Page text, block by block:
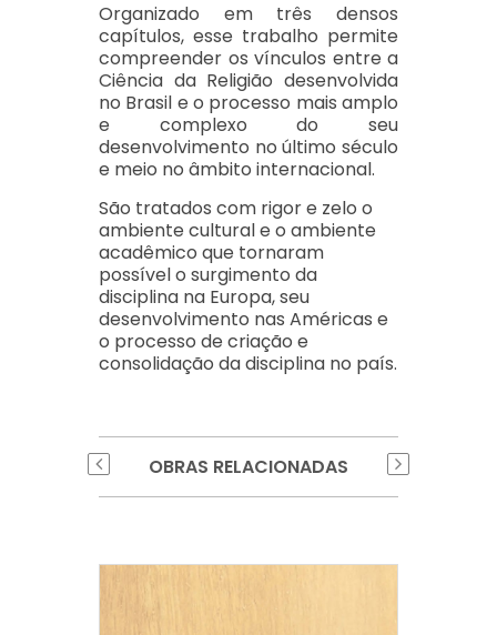
Organizado em três densos
capítulos, esse trabalho permite
compreender os vínculos entre a
Ciência da Religião desenvolvida
no Brasil e o processo mais amplo
e complexo do seu
desenvolvimento no último século
e meio no âmbito internacional.
São tratados com rigor e zelo o
ambiente cultural e o ambiente
acadêmico que tornaram
possível o surgimento da
disciplina na Europa, seu
desenvolvimento nas Américas e
o processo de criação e
consolidação da disciplina no país.
OBRAS RELACIONADAS